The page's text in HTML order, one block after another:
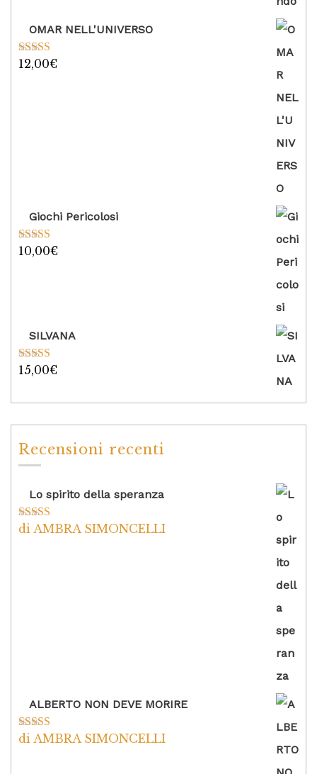
OMAR NELL'UNIVERSO
Valutato
12,00€
Giochi Pericolosi
Valutato
10,00€
SILVANA
Valutato
15,00€
Recensioni recenti
Lo spirito della speranza
Valutato5su
di AMBRA SIMONCELLI
ALBERTO NON DEVE MORIRE
Valutato5su
di AMBRA SIMONCELLI